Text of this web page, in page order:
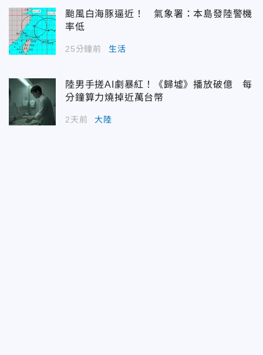
颱風白海豚逼近！ 氣象署：本島發陸警機
率低
25分鐘前 生活
陸男手搓AI劇暴紅！《歸墟》播放破億 每
分鐘算力燒掉近萬台幣
2天前 大陸